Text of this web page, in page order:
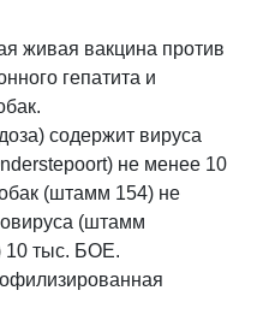
живая вакцина против
гепатита и
содержит вируса
не менее 10
(штамм 154) не
(штамм
10 тыс. БОЕ.